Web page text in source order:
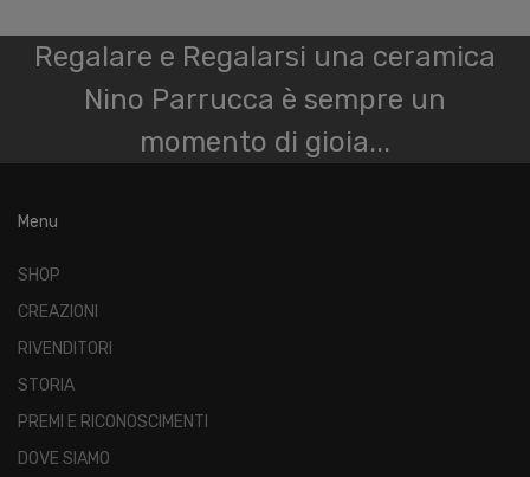
Regalare e Regalarsi una ceramica
Nino Parrucca è sempre un
momento di gioia...
Menu
SHOP
CREAZIONI
RIVENDITORI
STORIA
PREMI E RICONOSCIMENTI
DOVE SIAMO